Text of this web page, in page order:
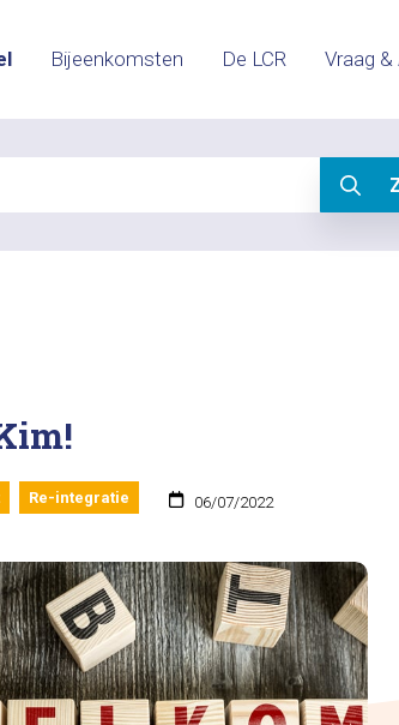
Bijeenkomsten De LCR Vraag
Re-integratie 06/07/2022